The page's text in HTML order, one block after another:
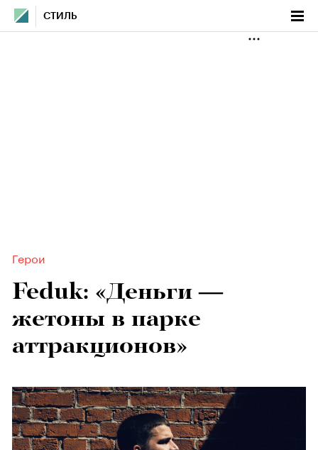
СТИЛЬ
Герои
Feduk: «Деньги —
жетоны в парке
аттракционов»